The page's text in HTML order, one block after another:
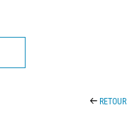
RETOUR